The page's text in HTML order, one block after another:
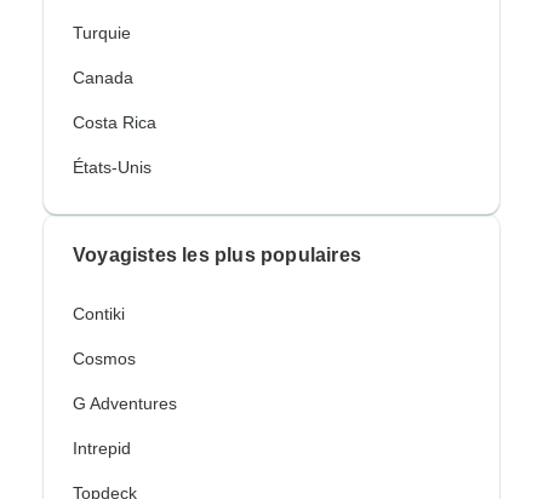
Turquie
Canada
Costa Rica
États-Unis
Voyagistes les plus populaires
Contiki
Cosmos
G Adventures
Intrepid
Topdeck